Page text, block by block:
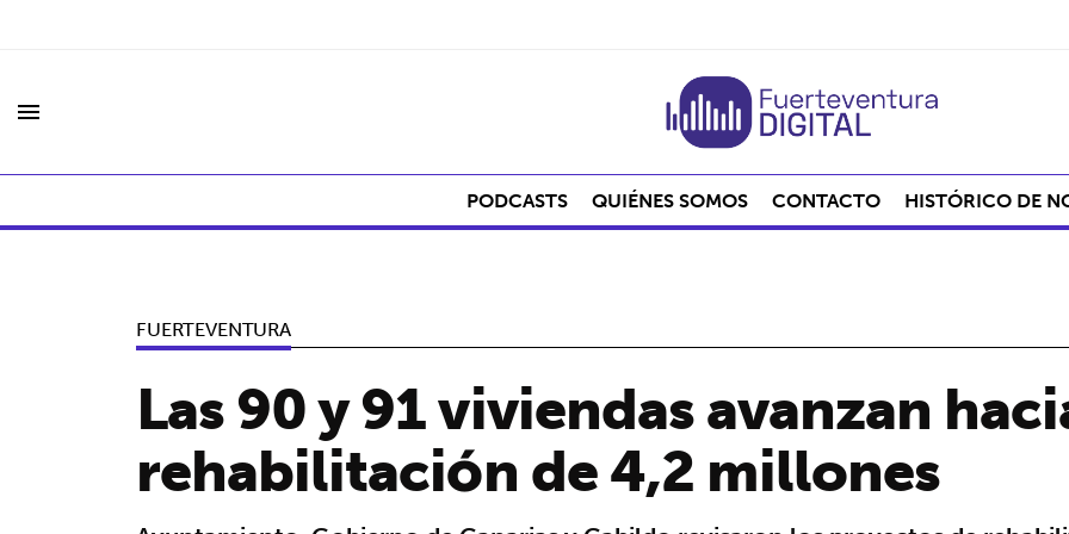
menu
PODCASTS QUIÉNES SOMOS CONTACTO HISTÓRICO DE
FUERTEVENTURA
Las 90 y 91 viviendas avanzan
rehabilitación de 4,2 millones